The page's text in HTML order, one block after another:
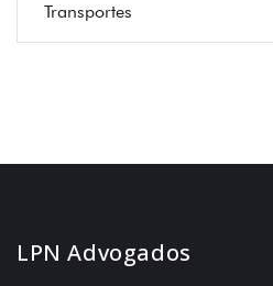
Transportes
LPN Advogados